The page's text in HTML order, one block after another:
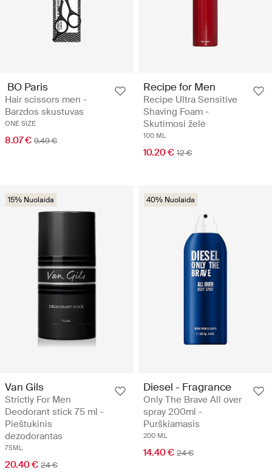
BO Paris
Hair scissors men -
Barzdos skustuvas
ONE SIZE
8.07 € 9.49 €
Recipe for Men
Recipe Ultra Sensitive
Shaving Foam -
Skutimosi želė
100 ML
10.20 € 12 €
15% Nuolaida
Van Gils
Strictly For Men
Deodorant stick 75 ml -
Pieštukinis
dezodorantas
75ML
20.40 € 24 €
40% Nuolaida
Diesel - Fragrance
Only The Brave All over
spray 200ml -
Purškiamasis
200 ML
14.40 € 24 €